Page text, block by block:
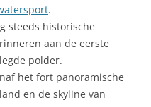
.
steeds historische
aan de eerste
polder.
het fort panoramische
en de skyline van